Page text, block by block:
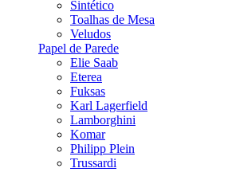
Sintético
Toalhas de Mesa
Veludos
Papel de Parede
Elie Saab
Eterea
Fuksas
Karl Lagerfield
Lamborghini
Komar
Philipp Plein
Trussardi